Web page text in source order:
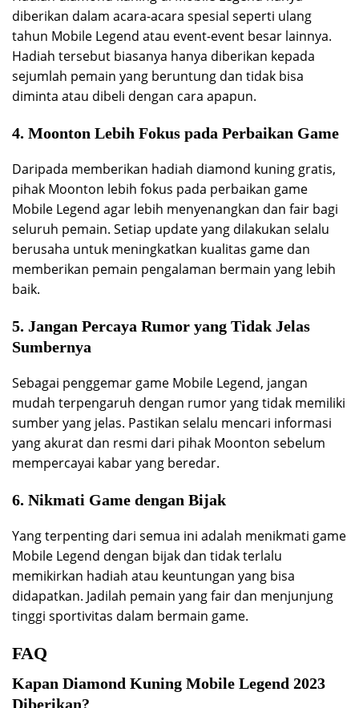
diberikan dalam acara-acara spesial seperti ulang
tahun Mobile Legend atau event-event besar lainnya.
Hadiah tersebut biasanya hanya diberikan kepada
sejumlah pemain yang beruntung dan tidak bisa
diminta atau dibeli dengan cara apapun.
4. Moonton Lebih Fokus pada Perbaikan Game
Daripada memberikan hadiah diamond kuning gratis,
pihak Moonton lebih fokus pada perbaikan game
Mobile Legend agar lebih menyenangkan dan fair bagi
seluruh pemain. Setiap update yang dilakukan selalu
berusaha untuk meningkatkan kualitas game dan
memberikan pemain pengalaman bermain yang lebih
baik.
5. Jangan Percaya Rumor yang Tidak Jelas
Sumbernya
Sebagai penggemar game Mobile Legend, jangan
mudah terpengaruh dengan rumor yang tidak memiliki
sumber yang jelas. Pastikan selalu mencari informasi
yang akurat dan resmi dari pihak Moonton sebelum
mempercayai kabar yang beredar.
6. Nikmati Game dengan Bijak
Yang terpenting dari semua ini adalah menikmati game
Mobile Legend dengan bijak dan tidak terlalu
memikirkan hadiah atau keuntungan yang bisa
didapatkan. Jadilah pemain yang fair dan menjunjung
tinggi sportivitas dalam bermain game.
FAQ
Kapan Diamond Kuning Mobile Legend 2023
Diberikan?